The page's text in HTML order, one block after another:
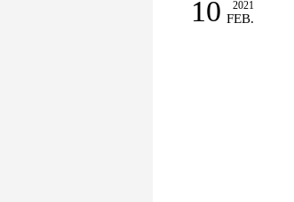
10 2021
FEB.